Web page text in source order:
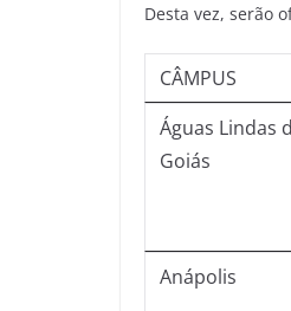
Desta vez, serão
CÂMPUS
Águas Lindas
Goiás
Anápolis